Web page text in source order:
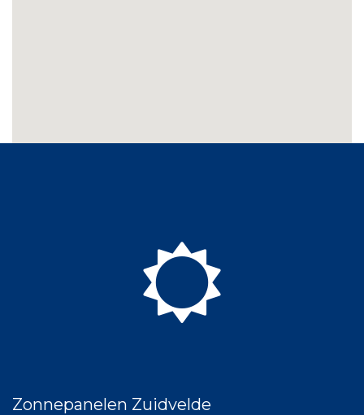
Zonnepanelen Zuidvelde